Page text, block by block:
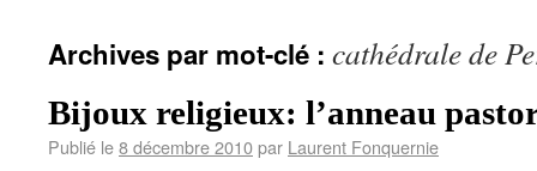
Archives par mot-clé : cathédrale de
Bijoux religieux: l’anneau
Publié le8 décembre 2010par Laurent Fonquernie